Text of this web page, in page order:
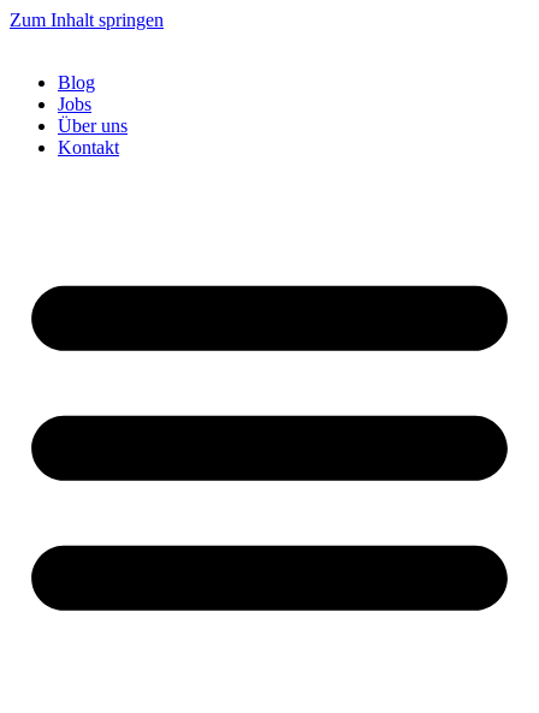
Zum Inhalt springen
Blog
Jobs
Über uns
Kontakt